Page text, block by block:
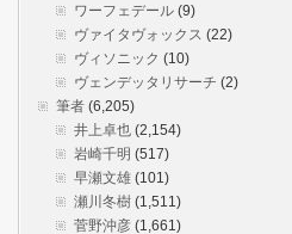
ワーフェデール (9)
ヴァイタヴォックス (22)
ヴィソニック (10)
ヴェンデッタリサーチ (2)
筆者 (6,205)
井上卓也 (2,154)
岩崎千明 (517)
早瀬文雄 (101)
瀬川冬樹 (1,511)
菅野沖彦 (1,661)